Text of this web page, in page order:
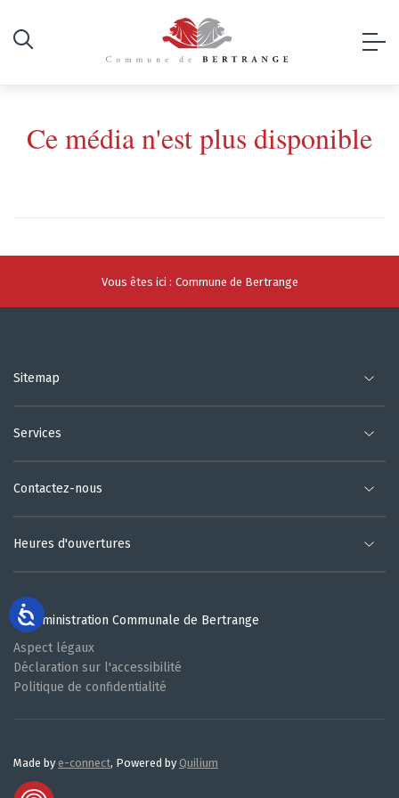
Ce média n'est plus disponible
Vous êtes ici : Commune de Bertrange
Sitemap
Services
Contactez-nous
Heures d'ouvertures
© Administration Communale de Bertrange
Aspect légaux
Déclaration sur l'accessibilité
Politique de confidentialité
Made by e-connect, Powered by Quilium